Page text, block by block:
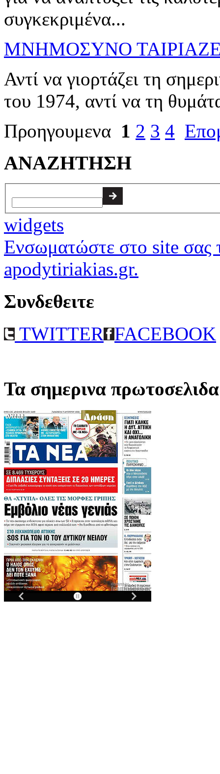
συγκεκριμένα...
ΜΝΗΜΟΣΥΝΟ
Αντί να γιορτάζει τη
του 1974, αντί να τη
Προηγουμενα 1 2 3 4
ΑΝΑΖΗΤΗΣΗ
widgets
Ενσωματώστε στο site σας
apodytiriakias.gr.
Συνδεθειτε
TWITTER FACEBOOK
Τα σημερινα πρωτοσελιδα